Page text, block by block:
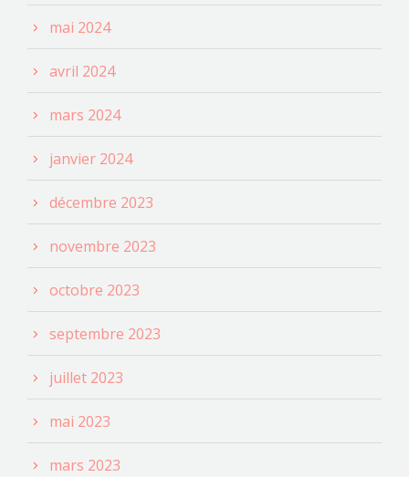
mai 2024
avril 2024
mars 2024
janvier 2024
décembre 2023
novembre 2023
octobre 2023
septembre 2023
juillet 2023
mai 2023
mars 2023